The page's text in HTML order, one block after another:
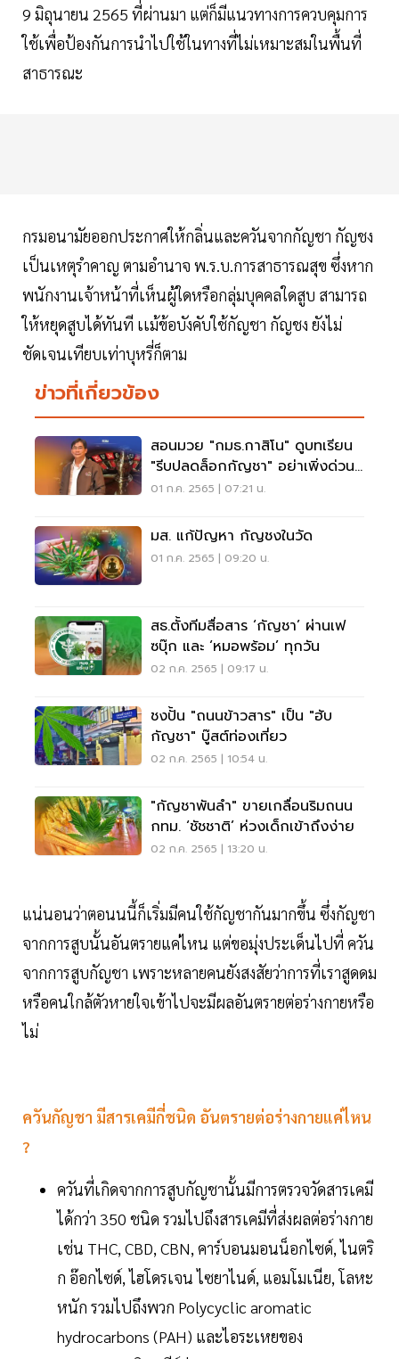
9 มิถุนายน 2565 ที่ผ่านมา แต่ก็มีแนวทางการควบคุมการ
ใช้เพื่อป้องกันการนำไปใช้ในทางที่ไม่เหมาะสมในพื้นที่
สาธารณะ
กรมอนามัยออกประกาศให้กลิ่นและควันจากกัญชา กัญชง
เป็นเหตุรำคาญ ตามอำนาจ พ.ร.บ.การสาธารณสุข ซึ่งหาก
พนักงานเจ้าหน้าที่เห็นผู้ใดหรือกลุ่มบุคคลใดสูบ สามารถ
ให้หยุดสูบได้ทันที เเม้ข้อบังคับใช้กัญชา กัญชง ยังไม่
ชัดเจนเทียบเท่าบุหรี่ก็ตาม
ข่าวที่เกี่ยวข้อง
สอนมวย "กมธ.กาสิโน" ดูบทเรียน
"รีบปลดล็อกกัญชา" อย่าเพิ่งด่วน
ขายฝัน
01 ก.ค. 2565 | 07:21 น.
มส. แก้ปัญหา กัญชงในวัด
01 ก.ค. 2565 | 09:20 น.
สธ.ตั้งทีมสื่อสาร ‘กัญชา’ ผ่านเฟ
ซบุ๊ก และ ‘หมอพร้อม’ ทุกวัน
02 ก.ค. 2565 | 09:17 น.
ชงปั้น "ถนนข้าวสาร" เป็น "ฮับ
กัญชา" บู๊สต์ท่องเที่ยว
02 ก.ค. 2565 | 10:54 น.
"กัญชาพันลำ" ขายเกลื่อนริมถนน
กทม. ‘ชัชชาติ’ ห่วงเด็กเข้าถึงง่าย
02 ก.ค. 2565 | 13:20 น.
แน่นอนว่าตอนนนี้ก็เริ่มมีคนใช้กัญชากันมากขึ้น ซึ่งกัญชา
จากการสูบนั้นอันตรายแค่ไหน แต่ขอมุ่งประเด็นไปที่ ควัน
จากการสูบกัญชา เพราะหลายคนยังสงสัยว่าการที่เราสูดดม
หรือคนใกล้ตัวหายใจเข้าไปจะมีผลอันตรายต่อร่างกายหรือ
ไม่
ควันกัญชา มีสารเคมีกี่ชนิด อันตรายต่อร่างกายแค่ไหน
?
ควันที่เกิดจากการสูบกัญชานั้นมีการตรวจวัดสารเคมี
ได้กว่า 350 ชนิด รวมไปถึงสารเคมีที่ส่งผลต่อร่างกาย
เช่น THC, CBD, CBN, คาร์บอนมอนน็อกไซด์, ไนตริ
ก อ๊อกไซด์, ไฮโดรเจน ไซยาไนด์, แอมโมเนีย, โลหะ
หนัก รวมไปถึงพวก Polycyclic aromatic
hydrocarbons (PAH) และไอระเหยของ